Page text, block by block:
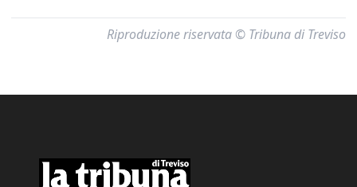
Riproduzione riservata © Tribuna di Treviso